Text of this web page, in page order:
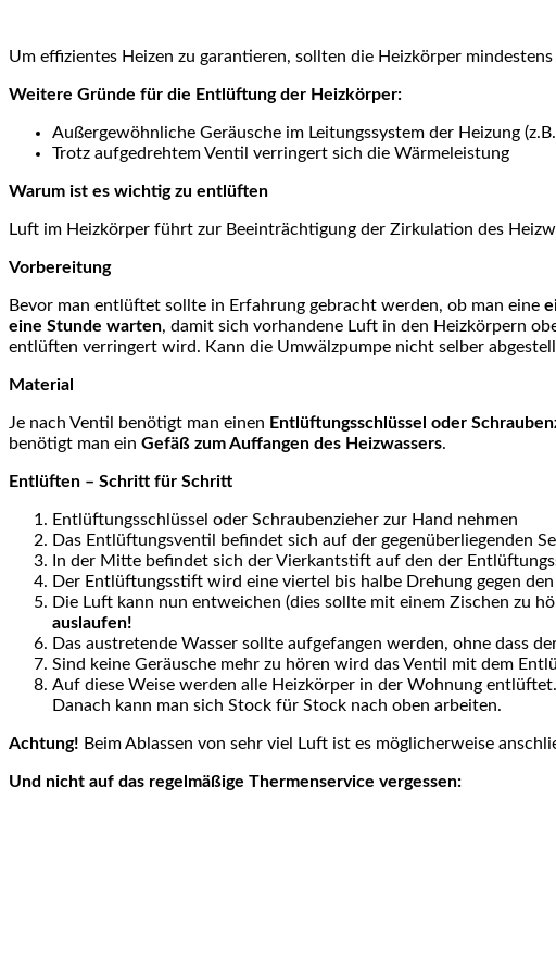
Um effizientes Heizen zu garantieren, sollten die Heizkörper
Weitere Gründe für die Entlüftung der Heizkörper:
Außergewöhnliche Geräusche im Leitungssystem der Heizung
Trotz aufgedrehtem Ventil verringert sich die Wärmeleistung
Warum ist es wichtig zu entlüften
Luft im Heizkörper führt zur Beeinträchtigung der Zirkulation des
Vorbereitung
Bevor man entlüftet sollte in Erfahrung gebracht werden, ob man eine
eine Stunde warten, damit sich vorhandene Luft in den Heizkörpern
entlüften verringert wird. Kann die Umwälzpumpe nicht selber
Material
Je nach Ventil benötigt man einen Entlüftungsschlüssel oder
benötigt man ein Gefäß zum Auffangen des Heizwassers.
Entlüften – Schritt für Schritt
Entlüftungsschlüssel oder Schraubenzieher zur Hand nehmen
Das Entlüftungsventil befindet sich auf der gegenüberliegenden
In der Mitte befindet sich der Vierkantstift auf den der
Der Entlüftungsstift wird eine viertel bis halbe Drehung gegen
Die Luft kann nun entweichen (dies sollte mit einem Zischen zu
auslaufen!
Das austretende Wasser sollte aufgefangen werden, ohne dass
Sind keine Geräusche mehr zu hören wird das Ventil mit dem
Auf diese Weise werden alle Heizkörper in der Wohnung
Danach kann man sich Stock für Stock nach oben arbeiten.
Achtung! Beim Ablassen von sehr viel Luft ist es möglicherweise
Und nicht auf das regelmäßige Thermenservice vergessen: